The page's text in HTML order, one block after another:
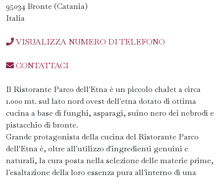
95034 Bronte (Catania)
Italia
VISUALIZZA NUMERO DI TELEFONO
CONTATTACI
Il Ristorante Parco dell'Etna è un piccolo chalet a circa
1.000 mt. sul lato nord ovest dell'etna dotato di ottima
cucina a base di funghi, asparagi, suino nero dei nebrodi e
pistacchio di bronte.
Grande protagonista della cucina del Ristorante Parco
dell'Etna è, oltre all'utilizzo d'ingredienti genuini e
naturali, la cura posta nella selezione delle materie prime,
l'esaltazione della loro essenza pura all'interno di una